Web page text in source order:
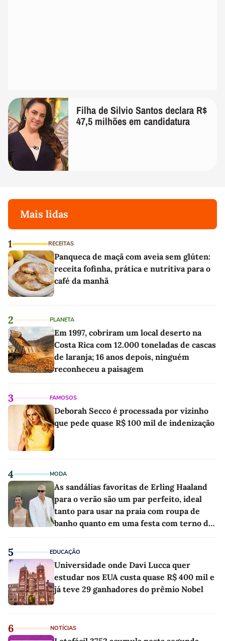
Filha de Silvio Santos declara R$
47,5 milhões em candidatura
Mais lidas
1 RECEITAS
Panqueca de maçã com aveia sem glúten:
receita fofinha, prática e nutritiva para o
café da manhã
2 PLANETA
Em 1997, cobriram um local deserto na
Costa Rica com 12.000 toneladas de cascas
de laranja; 16 anos depois, ninguém
reconheceu a paisagem
3 FAMOSOS
Deborah Secco é processada por vizinho
que pede quase R$ 100 mil de indenização
4 MODA
As sandálias favoritas de Erling Haaland
para o verão são um par perfeito, ideal
tanto para usar na praia com roupa de
banho quanto em uma festa com terno de
5 EDUCAÇÃO
Universidade onde Davi Lucca quer
estudar nos EUA custa quase R$ 400 mil e
já teve 29 ganhadores do prêmio Nobel
6 NOTÍCIAS